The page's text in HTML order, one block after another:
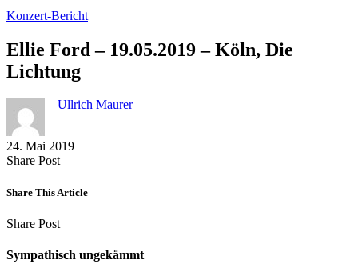
Konzert-Bericht
Ellie Ford – 19.05.2019 – Köln, Die
Lichtung
Ullrich Maurer
24. Mai 2019
Share PostShare
Facebook
Copy
to
Send
via
Share This Article
Share PostShare
Facebook
Copy
to
clipboard
Send
via
Sympathisch ungekämmt